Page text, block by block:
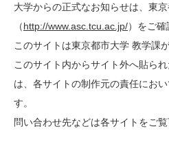
大学からの正式なお知らせは、東
（http://www.asc.tcu.ac.jp/）をご確
このサイトは東京都市大学 教学課
このサイト内からサイト外へ貼ら
は、各サイトの制作元の責任にお
す。
問い合わせ先などは各サイトをご覧